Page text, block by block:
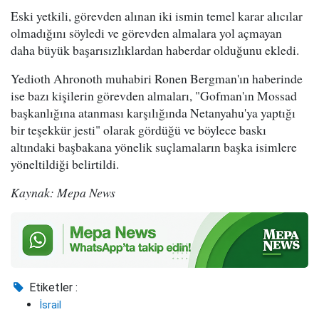
Eski yetkili, görevden alınan iki ismin temel karar alıcılar
olmadığını söyledi ve görevden almalara yol açmayan
daha büyük başarısızlıklardan haberdar olduğunu ekledi.
Yedioth Ahronoth muhabiri Ronen Bergman'ın haberinde
ise bazı kişilerin görevden almaları, "Gofman'ın Mossad
başkanlığına atanması karşılığında Netanyahu'ya yaptığı
bir teşekkür jesti" olarak gördüğü ve böylece baskı
altındaki başbakana yönelik suçlamaların başka isimlere
yöneltildiği belirtildi.
Kaynak: Mepa News
Etiketler :
İsrail